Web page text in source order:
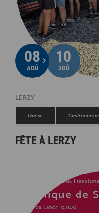
08
AOÛ
10
AOÛ
LERZY
Danse Gastronomie
FÊTE À LERZY